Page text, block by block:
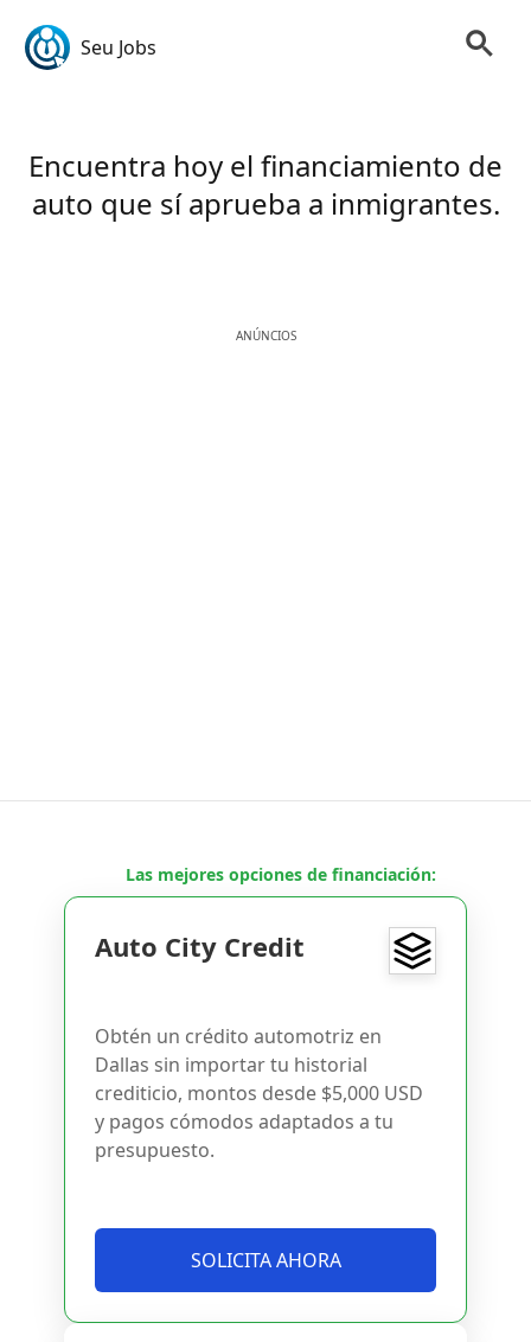
Seu Jobs
Encuentra hoy el financiamiento de
auto que sí aprueba a inmigrantes.
ANÚNCIOS
Las mejores opciones de financiación:
Auto City Credit
Obtén un crédito automotriz en
Dallas sin importar tu historial
crediticio, montos desde $5,000 USD
y pagos cómodos adaptados a tu
presupuesto.
SOLICITA AHORA